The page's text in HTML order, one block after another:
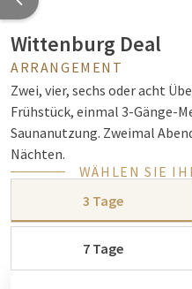
Wittenburg Deal
ARRANGEMENT
Zwei, vier, sechs oder acht
Frühstück, einmal 3-Gänge-
Saunanutzung. Zweimal
Nächten.
WÄHLEN SIE
3 Tage
7 Tage